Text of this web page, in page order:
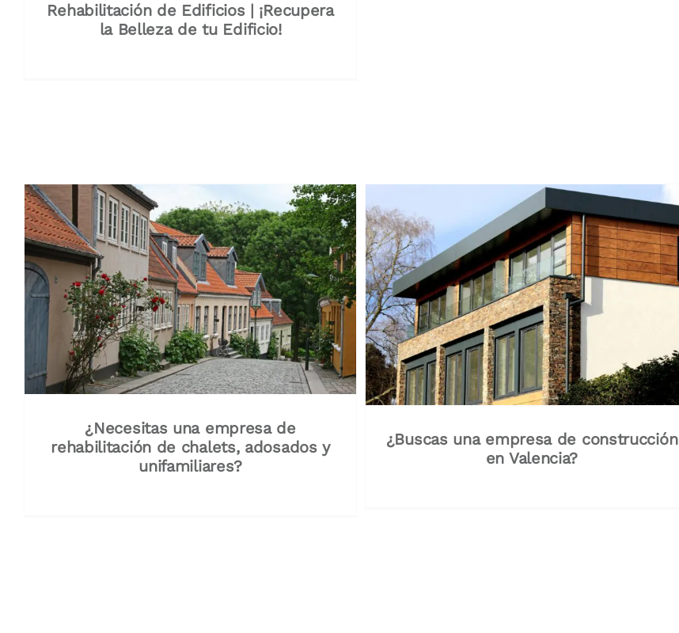
Rehabilitación de Edificios | ¡Recupera
la Belleza de tu Edificio!
¿Necesitas una empresa de
rehabilitación de chalets, adosados y
unifamiliares?
¿Buscas una empresa de construcción
en Valencia?